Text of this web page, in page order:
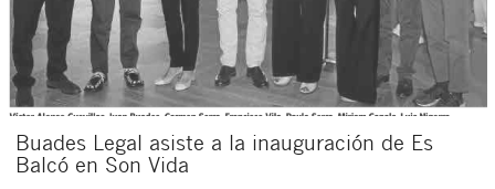
Buades Legal asiste a la inauguración de Es
Balcó en Son Vida